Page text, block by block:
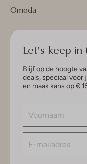
Omoda
Let's keep in
Blijf op de hoogte
deals, speciaal
en maak kans op €